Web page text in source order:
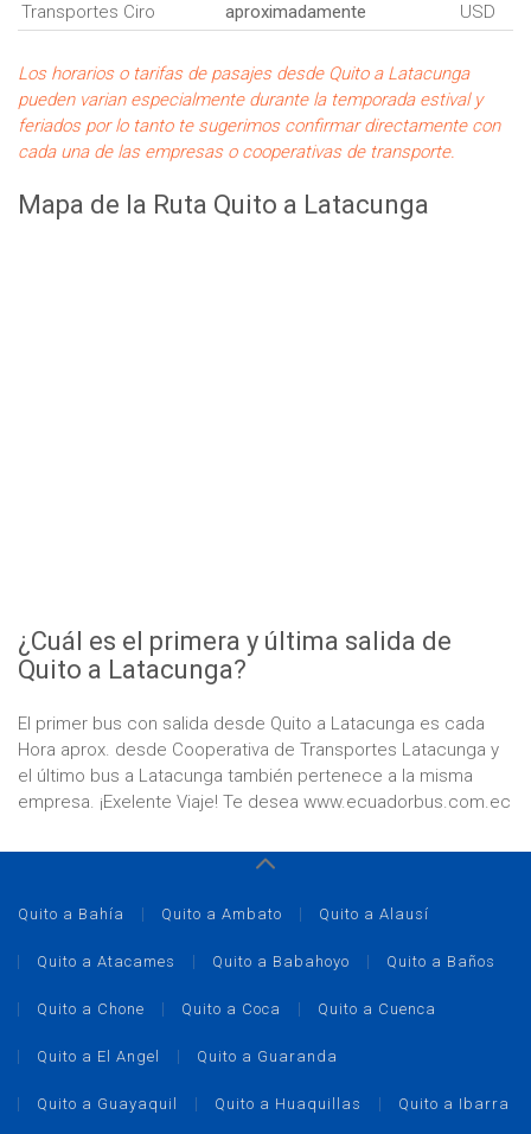
Transportes Ciro
aproximadamente
USD
Los horarios o tarifas de pasajes desde Quito a Latacunga
pueden varian especialmente durante la temporada estival y
feriados por lo tanto te sugerimos confirmar directamente con
cada una de las empresas o cooperativas de transporte.
Mapa de la Ruta Quito a Latacunga
¿Cuál es el primera y última salida de
Quito a Latacunga?
El primer bus con salida desde Quito a Latacunga es cada
Hora aprox. desde Cooperativa de Transportes Latacunga y
el último bus a Latacunga también pertenece a la misma
empresa. ¡Exelente Viaje! Te desea www.ecuadorbus.com.ec
Quito a Bahía Quito a Ambato Quito a Alausí
Quito a Atacames Quito a Babahoyo Quito a Baños
Quito a Chone Quito a Coca Quito a Cuenca
Quito a El Angel Quito a Guaranda
Quito a Guayaquil Quito a Huaquillas Quito a Ibarra